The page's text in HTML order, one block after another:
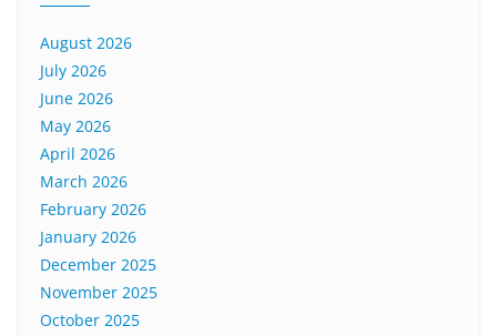
August 2026
July 2026
June 2026
May 2026
April 2026
March 2026
February 2026
January 2026
December 2025
November 2025
October 2025